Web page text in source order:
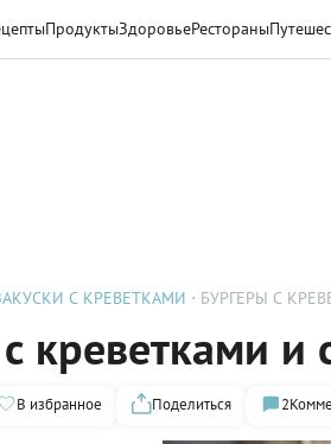
ПродуктыЗдоровьеРестораны
С КРЕВЕТКАМИ БУРГЕРЫ С
креветками и
В избранное Поделиться 2